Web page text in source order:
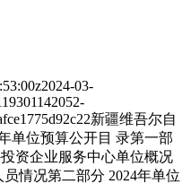
2024-03-
9301142052-
新疆维吾尔自
单位预算公开目 录第一部
资企业服务中心单位概况
员情况第二部分 2024年单位